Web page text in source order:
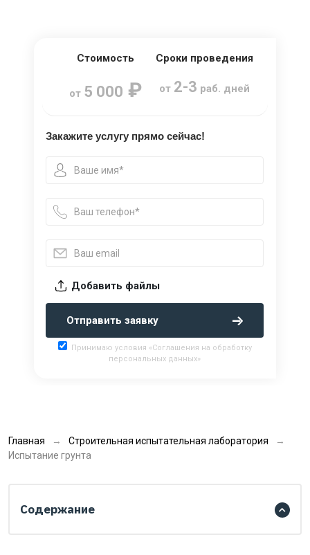
Стоимость
от 5 000 ₽
Сроки проведения
от 2-3 раб. дней
Закажите услугу прямо сейчас!
Добавить файлы
Отправить заявку
Принимаю условия «Соглашения на обработку
персональных данных»
Главная
Строительная испытательная лаборатория
Испытание грунта
Содержание